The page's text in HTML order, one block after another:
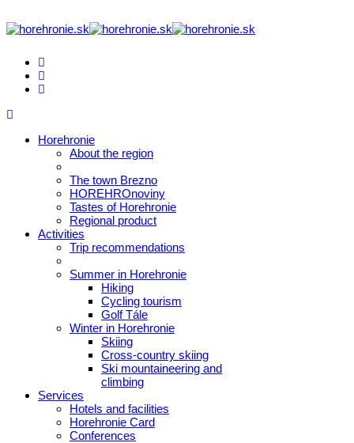
Horehronie
About the region
The town Brezno
HOREHROnoviny
Tastes of Horehronie
Regional product
Activities
Trip recommendations
Summer in Horehronie
Hiking
Cycling tourism
Golf Tále
Winter in Horehronie
Skiing
Cross-country skiing
Ski mountaineering and
climbing
Services
Hotels and facilities
Horehronie Card
Conferences